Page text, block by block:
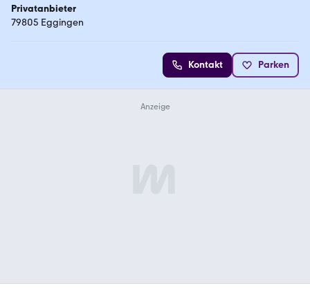
Privatanbieter
79805 Eggingen
Kontakt Parken